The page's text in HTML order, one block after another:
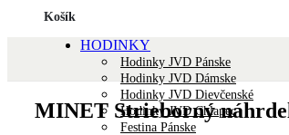
Košík
HODINKY
Hodinky JVD Pánske
Hodinky JVD Dámske
Hodinky JVD Dievčenské
Hodinky JVD Chlapec
Festina Pánske
MINET Strieborný